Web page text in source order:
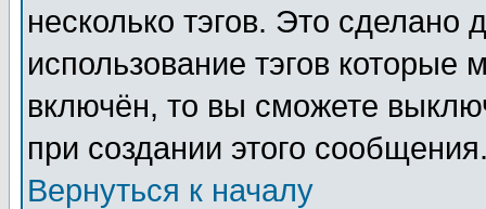
несколько тэгов. Это сделано
использование тэгов
включён, то вы сможете
при создании этого
Вернуться к началу